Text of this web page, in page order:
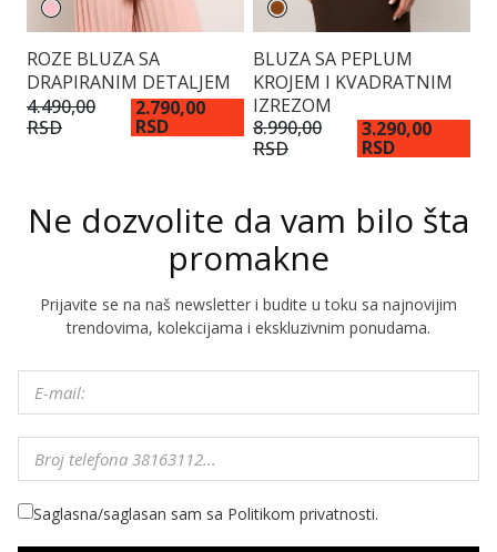
ROZE BLUZA SA
DRAPIRANIM DETALJEM
4.490,00
RSD
2.790,00
RSD
BLUZA SA PEPLUM
KROJEM I KVADRATNIM
IZREZOM
8.990,00
RSD
3.290,00
RSD
Ne dozvolite da vam bilo šta
promakne
Prijavite se na naš newsletter i budite u toku sa najnovijim
trendovima, kolekcijama i ekskluzivnim ponudama.
Saglasna/saglasan sam sa Politikom privatnosti.